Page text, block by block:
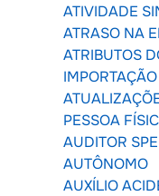
ATIVIDADE
ATRASO NA
ATRIBUTOS
IMPORTAÇÃO
PESSOA
AUDITOR
AUTÔNOMO
AUXÍLIO